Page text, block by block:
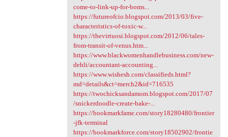
come-to-link-up-for-boms...
https://futureofcio.blogspot.com/2013/03/five-
characteristics-of-toxic-w...
https://thevirtuosi.blogspot.com/2012/06/tales-
from-transit-of-venus.htm...
https://www.blackwomenhandlebusiness.com/new-
dehli/accountant-accounting...
https://www.wishesh.com/classifieds.html?
md=details&ct=merch2&id=716535
https://twochicksandamom.blogspot.com/2017/07
/snickerdoodle-create-bake-...
https://bookmarkfame.com/story18280480/frontier
-jfk-terminal
https://bookmarkforce.com/story18502902/frontie